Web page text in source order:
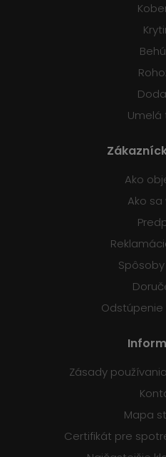
Umelá
Ako
Ako
Odstúpenie
Zásady
Mapa
Certifikát pre